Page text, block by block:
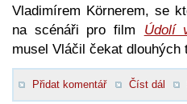
Vladimírem Körnerem, se
na scénáři pro film
Údolí
musel Vláčil čekat dlouhých
Přidat komentář Číst dál